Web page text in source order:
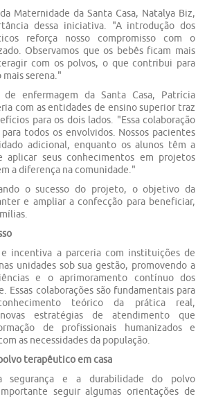
Maternidade da Santa Casa, Natalya Biz,
dessa iniciativa. "A introdução dos
reforça nosso compromisso com o
Observamos que os bebês ficam mais
com os polvos, o que contribui para
mais serena."
enfermagem da Santa Casa, Patrícia
com as entidades de ensino superior traz
para os dois lados. "Essa colaboração
todos os envolvidos. Nossos pacientes
adicional, enquanto os alunos têm a
aplicar seus conhecimentos em projetos
a diferença na comunidade."
o sucesso do projeto, o objetivo da
e ampliar a confecção para beneficiar,
e incentiva a parceria com instituições de
unidades sob sua gestão, promovendo a
e o aprimoramento contínuo dos
Essas colaborações são fundamentais para
teórico da prática real,
estratégias de atendimento que
de profissionais humanizados e
as necessidades da população.
terapêutico em casa
segurança e a durabilidade do polvo
seguir algumas orientações de